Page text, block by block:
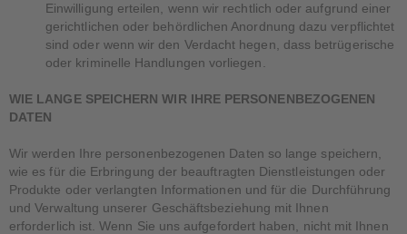
Einwilligung erteilen, wenn wir rechtlich oder aufgrund einer
gerichtlichen oder behördlichen Anordnung dazu verpflichtet
sind oder wenn wir den Verdacht hegen, dass betrügerische
oder kriminelle Handlungen vorliegen.
WIE LANGE SPEICHERN WIR IHRE PERSONENBEZOGENEN
DATEN
Wir werden Ihre personenbezogenen Daten so lange speichern,
wie es für die Erbringung der beauftragten Dienstleistungen oder
Produkte oder verlangten Informationen und für die Durchführung
und Verwaltung unserer Geschäftsbeziehung mit Ihnen
erforderlich ist. Wenn Sie uns aufgefordert haben, nicht mit Ihnen